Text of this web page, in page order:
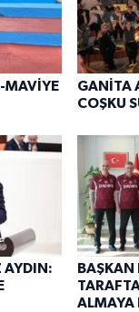
MAVİYE
GANİTA
COŞKU
AYDIN:
BAŞKAN
ALMAYA